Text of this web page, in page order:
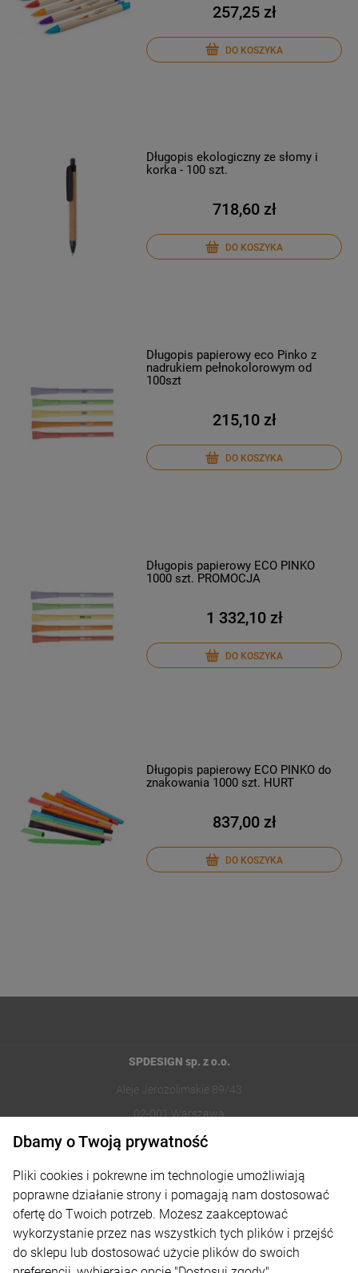
257,25 zł
DO KOSZYKA
Długopis ekologiczny ze słomy i
korka - 100 szt.
718,60 zł
DO KOSZYKA
Długopis papierowy eco Pinko z
nadrukiem pełnokolorowym od
100szt
215,10 zł
DO KOSZYKA
Długopis papierowy ECO PINKO
1000 szt. PROMOCJA
1 332,10 zł
DO KOSZYKA
Długopis papierowy ECO PINKO do
znakowania 1000 szt. HURT
837,00 zł
DO KOSZYKA
SPDESIGN sp. z o.o.
Aleje Jerozolimskie 89/43
02-001 Warszawa
sklep@reklamydrukarnia.pl
Moje konto
Płatności i dostawa
Dbamy o Twoją prywatność
Pliki cookies i pokrewne im technologie umożliwiają
poprawne działanie strony i pomagają nam dostosować
ofertę do Twoich potrzeb. Możesz zaakceptować
wykorzystanie przez nas wszystkich tych plików i przejść
do sklepu lub dostosować użycie plików do swoich